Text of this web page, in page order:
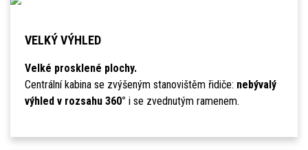
VELKÝ VÝHLED
Velké prosklené plochy.
Centrální kabina se zvýšeným stanovištěm řidiče: nebývalý
výhled v rozsahu 360° i se zvednutým ramenem.